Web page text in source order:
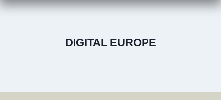
DIGITAL EUROPE